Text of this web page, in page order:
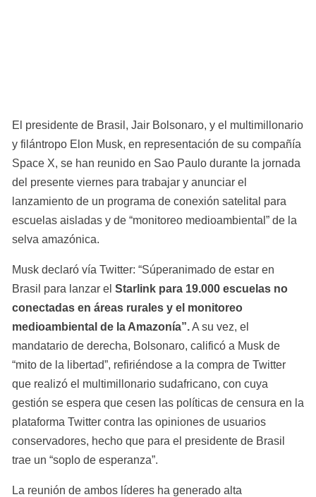
El presidente de Brasil, Jair Bolsonaro, y el multimillonario
y filántropo Elon Musk, en representación de su compañía
Space X, se han reunido en Sao Paulo durante la jornada
del presente viernes para trabajar y anunciar el
lanzamiento de un programa de conexión satelital para
escuelas aisladas y de “monitoreo medioambiental” de la
selva amazónica.
Musk declaró vía Twitter: “Súperanimado de estar en
Brasil para lanzar el Starlink para 19.000 escuelas no
conectadas en áreas rurales y el monitoreo
medioambiental de la Amazonía”. A su vez, el
mandatario de derecha, Bolsonaro, calificó a Musk de
“mito de la libertad”, refiriéndose a la compra de Twitter
que realizó el multimillonario sudafricano, con cuya
gestión se espera que cesen las políticas de censura en la
plataforma Twitter contra las opiniones de usuarios
conservadores, hecho que para el presidente de Brasil
trae un “soplo de esperanza”.
La reunión de ambos líderes ha generado alta